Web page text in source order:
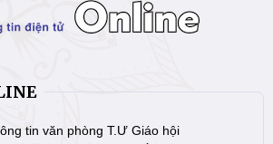
tin văn phòng T.Ư Giáo hội